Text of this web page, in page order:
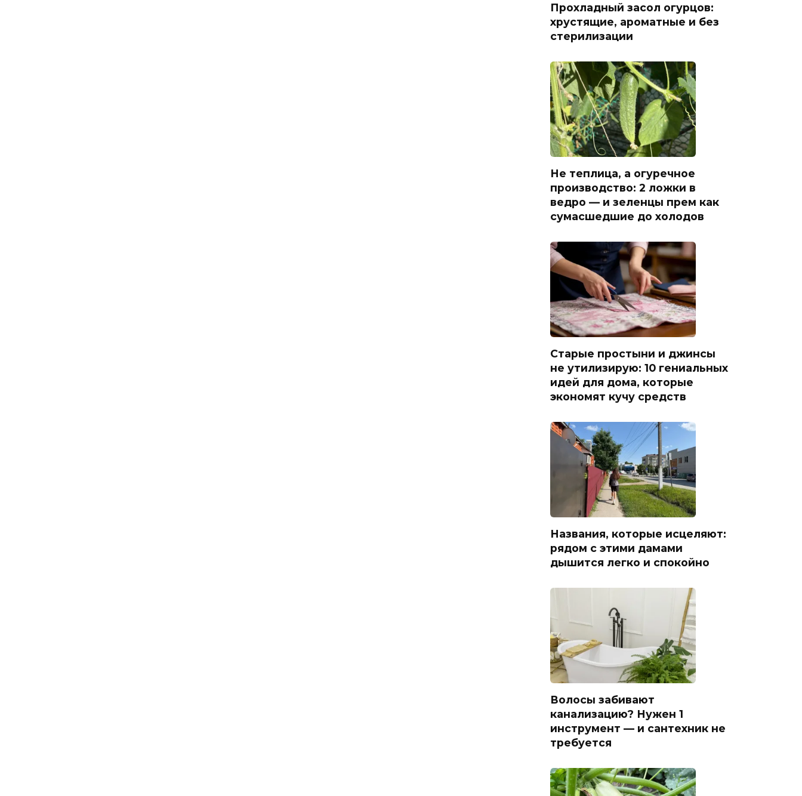
Прохладный засол огурцов:
хрустящие, ароматные и без
стерилизации
Не теплица, а огуречное
производство: 2 ложки в
ведро — и зеленцы прем как
сумасшедшие до холодов
Старые простыни и джинсы
не утилизирую: 10 гениальных
идей для дома, которые
экономят кучу средств
Названия, которые исцеляют:
рядом с этими дамами
дышится легко и спокойно
Волосы забивают
канализацию? Нужен 1
инструмент — и сантехник не
требуется